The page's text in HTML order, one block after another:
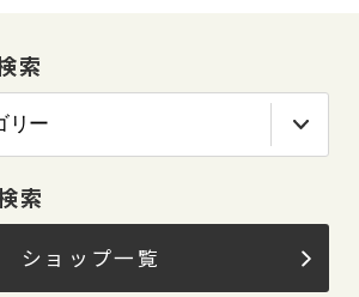
索
索
ショップ一覧